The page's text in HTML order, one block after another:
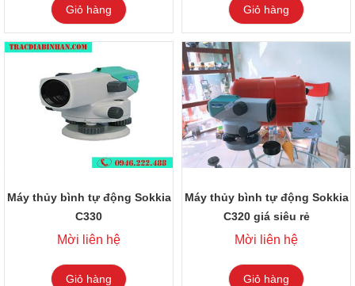
Giỏ hàng Giỏ hàng
Máy thủy bình tự động Sokkia
C330
Mời liên hệ
Giỏ hàng
Máy thủy bình tự động Sokkia
C320 giá siêu rẻ
Mời liên hệ
Giỏ hàng